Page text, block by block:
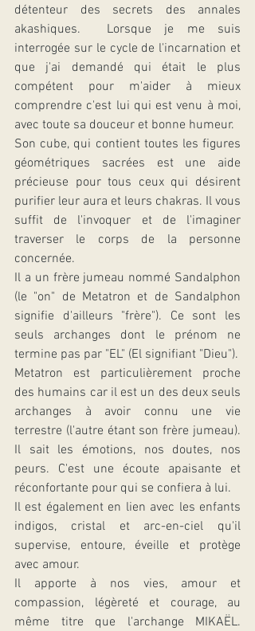
détenteur des secrets des annales
akashiques.  Lorsque je me suis
interrogée sur le cycle de l'incarnation et
que j'ai demandé qui était le plus
compétent pour m'aider à mieux
comprendre c'est lui qui est venu à moi,
avec toute sa douceur et bonne humeur.
Son cube, qui contient toutes les figures
géométriques sacrées est une aide
précieuse pour tous ceux qui désirent
purifier leur aura et leurs chakras. Il vous
suffit de l'invoquer et de l'imaginer
traverser le corps de la personne
concernée.
Il a un frère jumeau nommé Sandalphon
(le "on" de Metatron et de Sandalphon
signifie d'ailleurs "frère"). Ce sont les
seuls archanges dont le prénom ne
termine pas par "EL" (El signifiant "Dieu").
Metatron est particulièrement proche
des humains car il est un des deux seuls
archanges à avoir connu une vie
terrestre (l'autre étant son frère jumeau).
Il sait les émotions, nos doutes, nos
peurs. C'est une écoute apaisante et
réconfortante pour qui se confiera à lui.
Il est également en lien avec les enfants
indigos, cristal et arc-en-ciel qu'il
supervise, entoure, éveille et protège
avec amour.
Il apporte à nos vies, amour et
compassion, légèreté et courage, au
même titre que l'archange MIKAËL.